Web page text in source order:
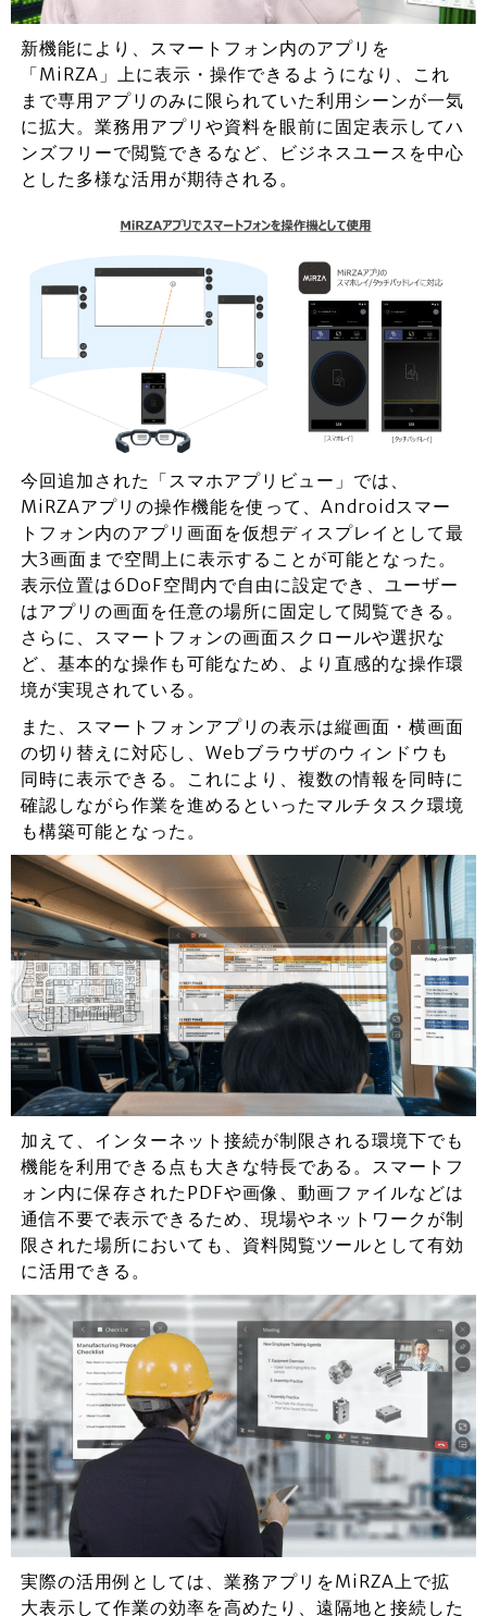
新機能により、スマートフォン内のアプリを
「MiRZA」上に表示・操作できるようになり、これ
まで専用アプリのみに限られていた利用シーンが一気
に拡大。業務用アプリや資料を眼前に固定表示してハ
ンズフリーで閲覧できるなど、ビジネスユースを中心
とした多様な活用が期待される。
今回追加された「スマホアプリビュー」では、
MiRZAアプリの操作機能を使って、Androidスマー
トフォン内のアプリ画面を仮想ディスプレイとして最
大3画面まで空間上に表示することが可能となった。
表示位置は6DoF空間内で自由に設定でき、ユーザー
はアプリの画面を任意の場所に固定して閲覧できる。
さらに、スマートフォンの画面スクロールや選択な
ど、基本的な操作も可能なため、より直感的な操作環
境が実現されている。
また、スマートフォンアプリの表示は縦画面・横画面
の切り替えに対応し、Webブラウザのウィンドウも
同時に表示できる。これにより、複数の情報を同時に
確認しながら作業を進めるといったマルチタスク環境
も構築可能となった。
加えて、インターネット接続が制限される環境下でも
機能を利用できる点も大きな特長である。スマートフ
ォン内に保存されたPDFや画像、動画ファイルなどは
通信不要で表示できるため、現場やネットワークが制
限された場所においても、資料閲覧ツールとして有効
に活用できる。
実際の活用例としては、業務アプリをMiRZA上で拡
大表示して作業の効率を高めたり、遠隔地と接続した